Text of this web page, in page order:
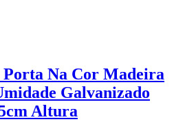
Porta Na Cor Madeira
Galvanizado
Altura